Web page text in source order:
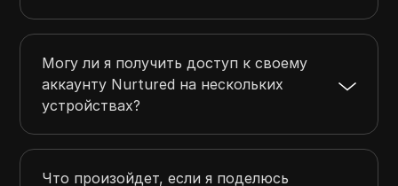
Могу ли я получить доступ к своему
аккаунту Nurtured на нескольких
устройствах?
Что произойдет, если я поделюсь